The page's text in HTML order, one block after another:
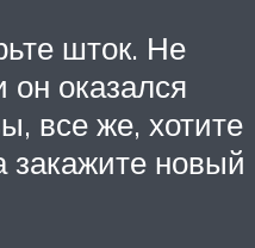
шток. Не
он оказался
все же, хотите
закажите новый